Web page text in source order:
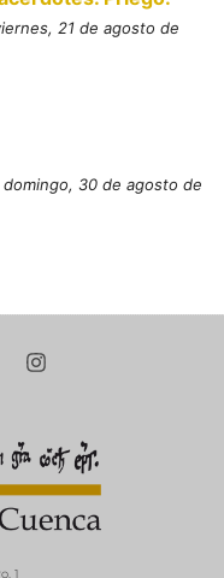
21 de agosto de
30 de agosto de
1